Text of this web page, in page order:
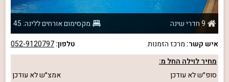
9 חדרי שינה
מקסימום אורחים ללינה: 45
איש קשר: מרכז הזמנות טלפון:052-9120797
מחיר לוילה החל מ:
סופ״שלא עודכן אמצ״שלא עודכן